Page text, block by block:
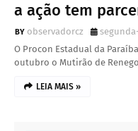
a ação tem
observadorcz
O Procon Estadual da
outubro o Mutirão de
LEIA MAIS »